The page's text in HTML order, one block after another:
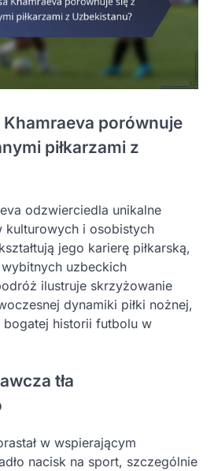
Khamraeva porównuje
piłkarzami z
odzwierciedla unikalne
kulturowych i osobistych
jego karierę piłkarską,
uzbeckich
ilustruje skrzyżowanie
dynamiki piłki nożnej,
historii futbolu w
tła
w wspierającym
nacisk na sport, szczególnie